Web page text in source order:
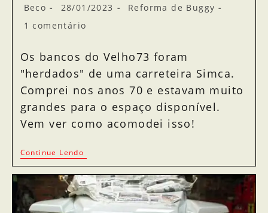
Beco 28/01/2023
Reforma de Buggy
1 comentário
Os bancos do Velho73 foram
"herdados" de uma carreteira Simca.
Comprei nos anos 70 e estavam muito
grandes para o espaço disponível.
Vem ver como acomodei isso!
Continue Lendo